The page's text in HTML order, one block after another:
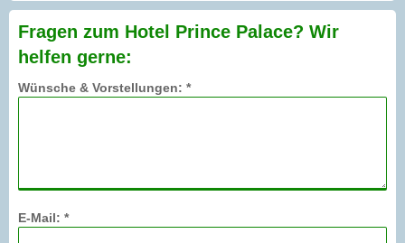
Fragen zum Hotel Prince Palace? Wir
helfen gerne:
Wünsche & Vorstellungen: *
E-Mail: *